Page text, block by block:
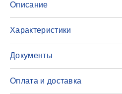
Описание
Характеристики
Документы
Оплата и доставка